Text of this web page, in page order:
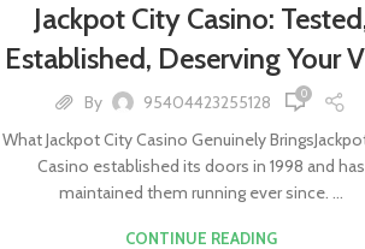
Jackpot City Casino:
Established, Deserving Your
By 95404423255128 0
What Jackpot City Casino Genuinely
Casino established its doors in 1998 and has
maintained them running ever since. ...
CONTINUE READING